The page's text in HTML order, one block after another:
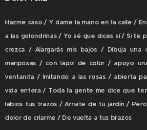
Hazme caso / Y dame la mano en la calle /
a las golondrinas / Yo sé que dices sí / Si te
crezca / Alargarás mis bajos / Dibuja una
mariposas / con lápiz de color / apoyo
ventanita / Imitando a las rosas / abierta
vida entera / Toda la gente me dice que
labios tus trazos / Arriate de tu jardín /
dolor de criarme / De vuelta a tus brazos